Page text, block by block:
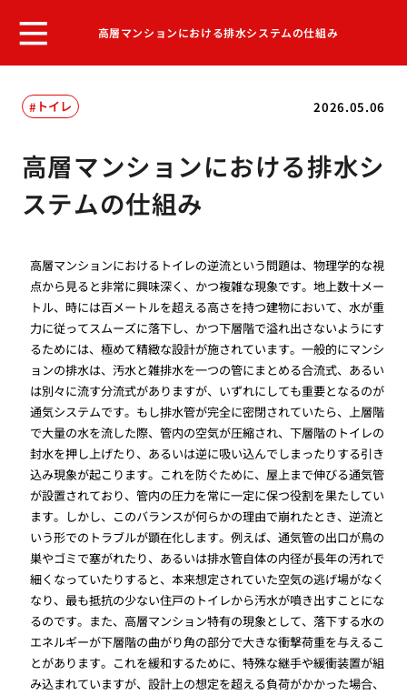
高層マンションにおける排水システムの仕組み
2026.05.06
トイレ
高層マンションにおける排水シ
ステムの仕組み
高層マンションにおけるトイレの逆流という問題は、物理学的な視
点から見ると非常に興味深く、かつ複雑な現象です。地上数十メー
トル、時には百メートルを超える高さを持つ建物において、水が重
力に従ってスムーズに落下し、かつ下層階で溢れ出さないようにす
るためには、極めて精緻な設計が施されています。一般的にマンシ
ョンの排水は、汚水と雑排水を一つの管にまとめる合流式、あるい
は別々に流す分流式がありますが、いずれにしても重要となるのが
通気システムです。もし排水管が完全に密閉されていたら、上層階
で大量の水を流した際、管内の空気が圧縮され、下層階のトイレの
封水を押し上げたり、あるいは逆に吸い込んでしまったりする引き
込み現象が起こります。これを防ぐために、屋上まで伸びる通気管
が設置されており、管内の圧力を常に一定に保つ役割を果たしてい
ます。しかし、このバランスが何らかの理由で崩れたとき、逆流と
いう形でのトラブルが顕在化します。例えば、通気管の出口が鳥の
巣やゴミで塞がれたり、あるいは排水管自体の内径が長年の汚れで
細くなっていたりすると、本来想定されていた空気の逃げ場がなく
なり、最も抵抗の少ない住戸のトイレから汚水が噴き出すことにな
るのです。また、高層マンション特有の現象として、落下する水の
エネルギーが下層階の曲がり角の部分で大きな衝撃荷重を与えるこ
とがあります。これを緩和するために、特殊な継手や緩衝装置が組
み込まれていますが、設計上の想定を超える負荷がかかった場合、